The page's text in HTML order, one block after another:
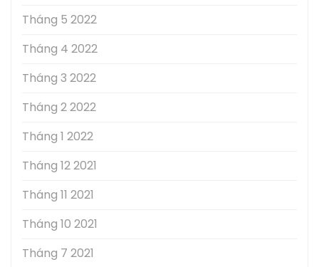
Tháng 5 2022
Tháng 4 2022
Tháng 3 2022
Tháng 2 2022
Tháng 1 2022
Tháng 12 2021
Tháng 11 2021
Tháng 10 2021
Tháng 7 2021